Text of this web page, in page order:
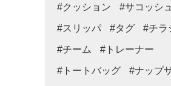
#クッション #サコッシュ
#スリッパ #タグ #チラ
#チーム #トレーナー
#トートバッグ #ナップ